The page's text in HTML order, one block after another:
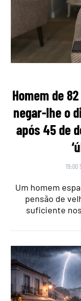
Homem de
negar-lhe o
após 45 de
19:00
Um homem
pensão de
suficiente